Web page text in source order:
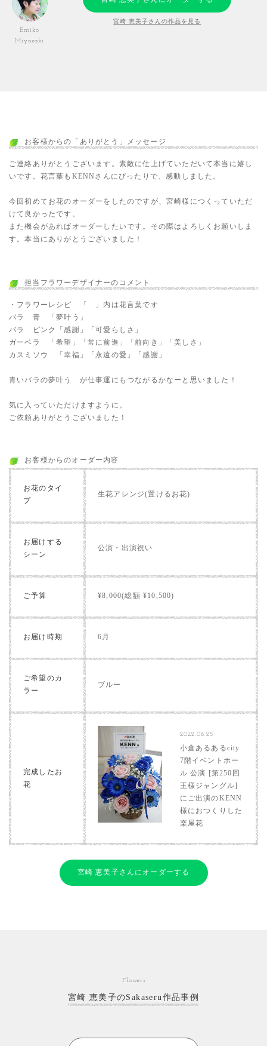
Emiko
Miyazaki
宮崎 恵美子さんの作品を見る
お客様からの「ありがとう」メッセージ
ご連絡ありがとうございます。素敵に仕上げていただいて本当に嬉し
いです。花言葉もKENNさんにぴったりで、感動しました。
今回初めてお花のオーダーをしたのですが、宮崎様につくっていただ
けて良かったです。
また機会があればオーダーしたいです。その際はよろしくお願いしま
す。本当にありがとうございました！
担当フラワーデザイナーのコメント
・フラワーレシピ 「 」内は花言葉です
バラ 青 「夢叶う」
バラ ピンク「感謝」「可愛らしさ」
ガーベラ 「希望」「常に前進」「前向き」「美しさ」
カスミソウ 「幸福」「永遠の愛」「感謝」
青いバラの夢叶う が仕事運にもつながるかなーと思いました！
気に入っていただけますように。
ご依頼ありがとうございました！
お客様からのオーダー内容
お花のタイ
プ
生花アレンジ(置けるお花)
お届けする
シーン
公演・出演祝い
ご予算 ¥8,000(総額 ¥10,500)
お届け時期 6月
ご希望のカ
ラー
ブルー
完成したお
花
2022.06.25
小倉あるあるcity
7階イベントホー
ル 公演 [第250回
王様ジャングル]
にご出演のKENN
様におつくりした
楽屋花
宮崎 恵美子さんにオーダーする
Flowers
宮崎 恵美子のSakaseru作品事例